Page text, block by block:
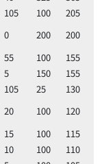
105 100
205
0 200
200
55 100
155
5 150
155
105 25
130
20 100
120
15 100
115
10 100
110